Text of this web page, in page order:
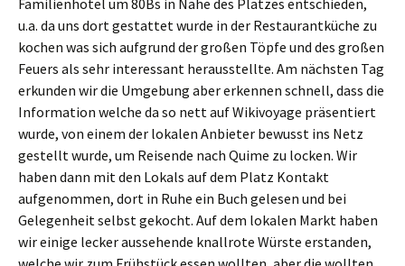
Familienhotel um 80Bs in Nähe des Platzes entschieden,
u.a. da uns dort gestattet wurde in der Restaurantküche zu
kochen was sich aufgrund der großen Töpfe und des großen
Feuers als sehr interessant herausstellte. Am nächsten Tag
erkunden wir die Umgebung aber erkennen schnell, dass die
Information welche da so nett auf Wikivoyage präsentiert
wurde, von einem der lokalen Anbieter bewusst ins Netz
gestellt wurde, um Reisende nach Quime zu locken. Wir
haben dann mit den Lokals auf dem Platz Kontakt
aufgenommen, dort in Ruhe ein Buch gelesen und bei
Gelegenheit selbst gekocht. Auf dem lokalen Markt haben
wir einige lecker aussehende knallrote Würste erstanden,